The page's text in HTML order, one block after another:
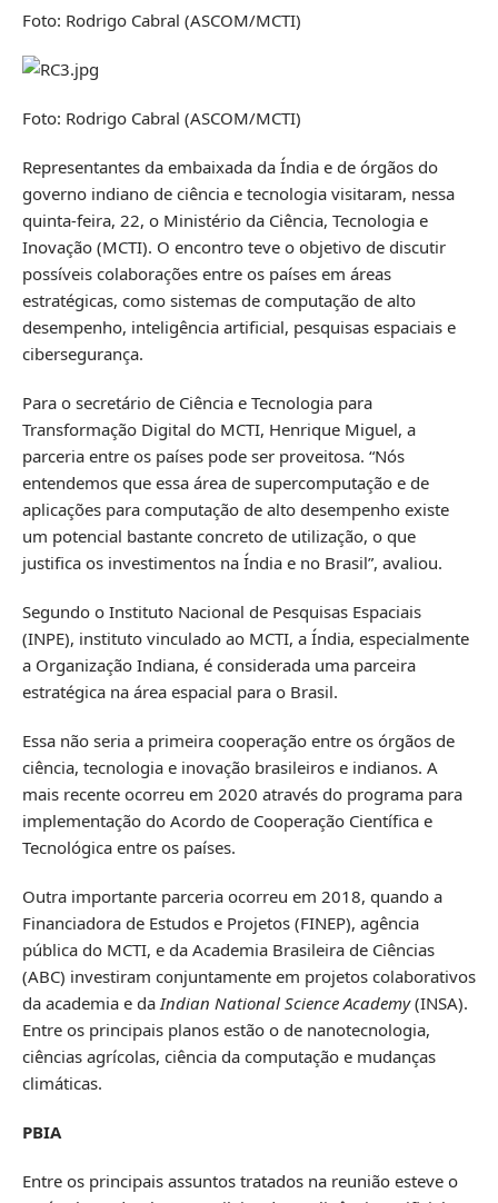
Foto: Rodrigo Cabral (ASCOM/MCTI)
Foto: Rodrigo Cabral (ASCOM/MCTI)
Representantes da embaixada da Índia e de órgãos do
governo indiano de ciência e tecnologia visitaram, nessa
quinta-feira, 22, o Ministério da Ciência, Tecnologia e
Inovação (MCTI). O encontro teve o objetivo de discutir
possíveis colaborações entre os países em áreas
estratégicas, como sistemas de computação de alto
desempenho, inteligência artificial, pesquisas espaciais e
cibersegurança.
Para o secretário de Ciência e Tecnologia para
Transformação Digital do MCTI, Henrique Miguel, a
parceria entre os países pode ser proveitosa. “Nós
entendemos que essa área de supercomputação e de
aplicações para computação de alto desempenho existe
um potencial bastante concreto de utilização, o que
justifica os investimentos na Índia e no Brasil”, avaliou.
Segundo o Instituto Nacional de Pesquisas Espaciais
(INPE), instituto vinculado ao MCTI, a Índia, especialmente
a Organização Indiana, é considerada uma parceira
estratégica na área espacial para o Brasil.
Essa não seria a primeira cooperação entre os órgãos de
ciência, tecnologia e inovação brasileiros e indianos. A
mais recente ocorreu em 2020 através do programa para
implementação do Acordo de Cooperação Científica e
Tecnológica entre os países.
Outra importante parceria ocorreu em 2018, quando a
Financiadora de Estudos e Projetos (FINEP), agência
pública do MCTI, e da Academia Brasileira de Ciências
(ABC) investiram conjuntamente em projetos colaborativos
da academia e da Indian National Science Academy(INSA).
Entre os principais planos estão o de nanotecnologia,
ciências agrícolas, ciência da computação e mudanças
climáticas.
PBIA
Entre os principais assuntos tratados na reunião esteve o